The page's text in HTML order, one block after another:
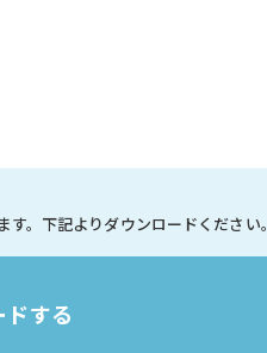
。 下記よりダウンロードください。
する